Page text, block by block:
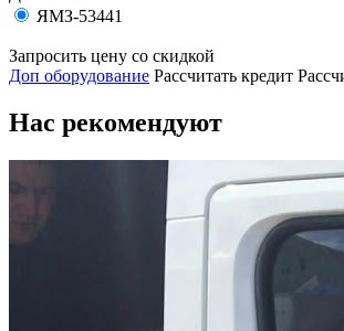
ЯМЗ-53441
Запросить цену со скидкой
Доп оборудование Рассчитать кредит
Нас рекомендуют